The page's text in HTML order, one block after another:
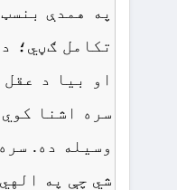
په همدې
تکامل ګڼي؛
او بیا د
سره اشنا
وسیله ده.
شي چې په